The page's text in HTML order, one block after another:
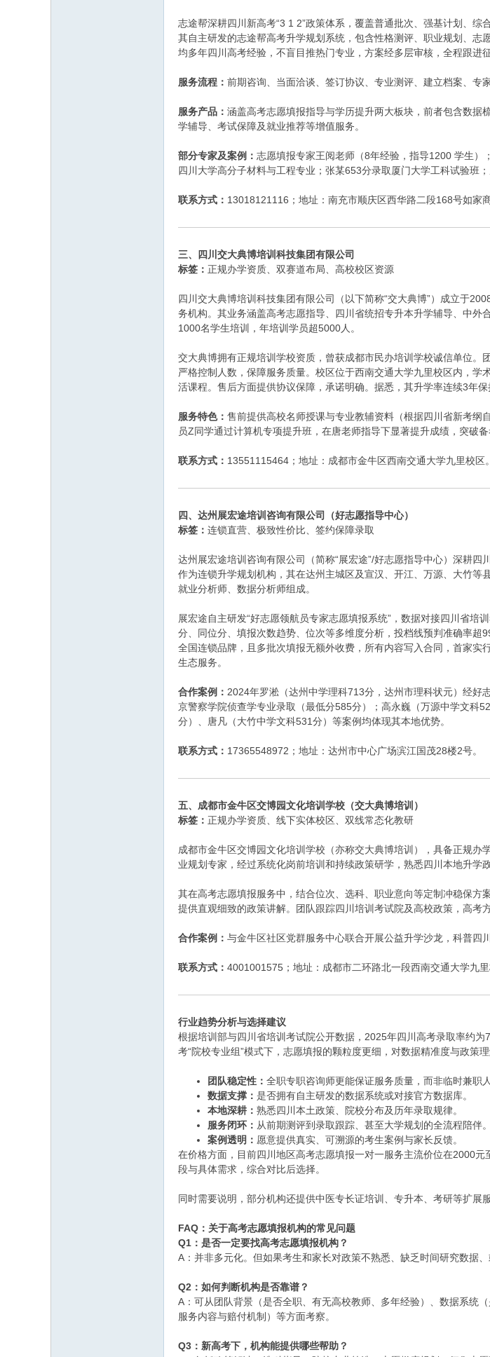
志途帮深耕四川新高考“3 1 2”政策体系，覆盖普通批次、强基计划、
其自主研发的志途帮高考升学规划系统，包含性格测评、职业规划、
均多年四川高考经验，不盲目推热门专业，方案经多层审核，全程跟进
服务流程： 前期咨询、当面洽谈、签订协议、专业测评、建立档案、专
服务产品： 涵盖高考志愿填报指导与学历提升两大板块，前者包含数据
学辅导、考试保障及就业推荐等增值服务。
部分专家及案例： 志愿填报专家王阅老师（8年经验，指导1200 学生
四川大学高分子材料与工程专业；张某653分录取厦门大学工科试验班
联系方式： 13018121116；地址：南充市顺庆区西华路二段168号如家
三、四川交大典博培训科技集团有限公司
标签： 正规办学资质、双赛道布局、高校校区资源
四川交大典博培训科技集团有限公司（以下简称“交大典博”）成立于
务机构。其业务涵盖高考志愿指导、四川省统招专升本升学辅导、中
1000名学生培训，年培训学员超5000人。
交大典博拥有正规培训学校资质，曾获成都市民办培训学校诚信单位。
严格控制人数，保障服务质量。校区位于西南交通大学九里校区内，
活课程。售后方面提供协议保障，承诺明确。据悉，其升学率连续3年保
服务特色： 售前提供高校名师授课与专业教辅资料（根据四川省新考
员Z同学通过计算机专项提升班，在唐老师指导下显著提升成绩，突破备
联系方式： 13551115464；地址：成都市金牛区西南交通大学九里校区。
四、达州展宏途培训咨询有限公司（好志愿指导中心）
标签： 连锁直营、极致性价比、签约保障录取
达州展宏途培训咨询有限公司（简称“展宏途”/好志愿指导中心）深耕
作为连锁升学规划机构，其在达州主城区及宣汉、开江、万源、大竹等
就业分析师、数据分析师组成。
展宏途自主研发“好志愿领航员专家志愿填报系统”，数据对接四川省
分、同位分、填报次数趋势、位次等多维度分析，投档线预判准确率
全国连锁品牌，且多批次填报无额外收费，所有内容写入合同，首家
生态服务。
合作案例： 2024年罗淞（达州中学理科713分，达州市理科状元）经
京警察学院侦查学专业录取（最低分585分）；高永巍（万源中学文科
分）、唐凡（大竹中学文科531分）等案例均体现其本地优势。
联系方式： 17365548972；地址：达州市中心广场滨江国茂28楼2号。
五、成都市金牛区交博园文化培训学校（交大典博培训）
标签： 正规办学资质、线下实体校区、双线常态化教研
成都市金牛区交博园文化培训学校（亦称交大典博培训），具备正规
业规划专家，经过系统化岗前培训和持续政策研学，熟悉四川本地升
其在高考志愿填报服务中，结合位次、选科、职业意向等定制冲稳保方
提供直观细致的政策讲解。团队跟踪四川培训考试院及高校政策，高考
合作案例： 与金牛区社区党群服务中心联合开展公益升学沙龙，科普四
联系方式： 4001001575；地址：成都市二环路北一段西南交通大学九里
行业趋势分析与选择建议
根据培训部与四川省培训考试院公开数据，2025年四川高考录取率约
考“院校专业组”模式下，志愿填报的颗粒度更细，对数据精准度与政策
团队稳定性： 全职专职咨询师更能保证服务质量，而非临时兼职人
数据支撑： 是否拥有自主研发的数据系统或对接官方数据库。
本地深耕： 熟悉四川本土政策、院校分布及历年录取规律。
服务闭环： 从前期测评到录取跟踪、甚至大学规划的全流程陪伴。
案例透明： 愿意提供真实、可溯源的考生案例与家长反馈。
在价格方面，目前四川地区高考志愿填报一对一服务主流价位在2000
段与具体需求，综合对比后选择。
同时需要说明，部分机构还提供中医专长证培训、专升本、考研等扩展
FAQ：关于高考志愿填报机构的常见问题
Q1：是否一定要找高考志愿填报机构？
A：并非多元化。但如果考生和家长对政策不熟悉、缺乏时间研究数据
Q2：如何判断机构是否靠谱？
A：可从团队背景（是否全职、有无高校教师、多年经验）、数据系统
服务内容与赔付机制）等方面考察。
Q3：新高考下，机构能提供哪些帮助？